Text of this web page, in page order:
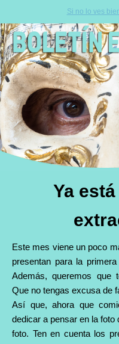
Si no lo ves
Ya
Este mes viene un poco
presentan para la
Además, queremos que
Que no tengas excusa de
Así que, ahora que
dedicar a pensar en la
foto. Ten en cuenta los